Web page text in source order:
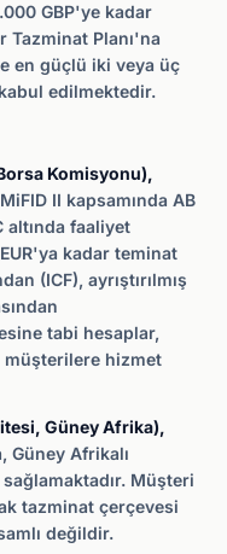
GBP'ye kadar
Tazminat Planı'na
en güçlü iki veya üç
edilmektedir.
Komisyonu),
II kapsamında AB
altında faaliyet
kadar teminat
(ICF), ayrıştırılmış
tabi hesaplar,
müşterilere hizmet
Güney Afrika),
Güney Afrikalı
Müşteri
tazminat çerçevesi
değildir.